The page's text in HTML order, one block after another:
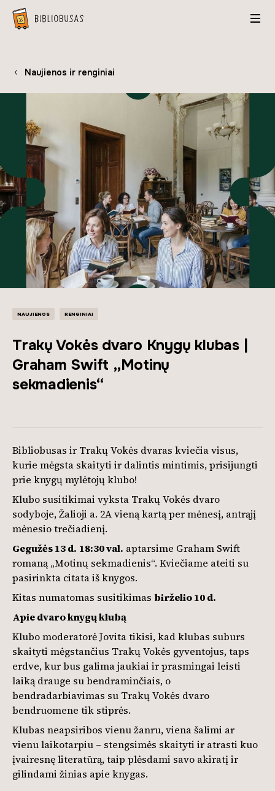
Naujienos ir renginiai
NAUJIENOS RENGINIAI
Trakų Vokės dvaro Knygų klubas |
Graham Swift „Motinų
sekmadienis“
Bibliobusas ir Trakų Vokės dvaras kviečia visus,
kurie mėgsta skaityti ir dalintis mintimis, prisijungti
prie knygų mylėtojų klubo!
Klubo susitikimai vyksta Trakų Vokės dvaro
sodyboje, Žalioji a. 2A vieną kartą per mėnesį, antrąjį
mėnesio trečiadienį.
Gegužės 13 d. 18:30 val. aptarsime Graham Swift
romaną „Motinų sekmadienis“. Kviečiame ateiti su
pasirinkta citata iš knygos.
Kitas numatomas susitikimas birželio 10 d.
Apie dvaro knygų klubą
Klubo moderatorė Jovita tikisi, kad klubas suburs
skaityti mėgstančius Trakų Vokės gyventojus, taps
erdve, kur bus galima jaukiai ir prasmingai leisti
laiką drauge su bendraminčiais, o
bendradarbiavimas su Trakų Vokės dvaro
bendruomene tik stiprės.
Klubas neapsiribos vienu žanru, viena šalimi ar
vienu laikotarpiu – stengsimės skaityti ir atrasti kuo
įvairesnę literatūrą, taip plėsdami savo akiratį ir
gilindami žinias apie knygas.